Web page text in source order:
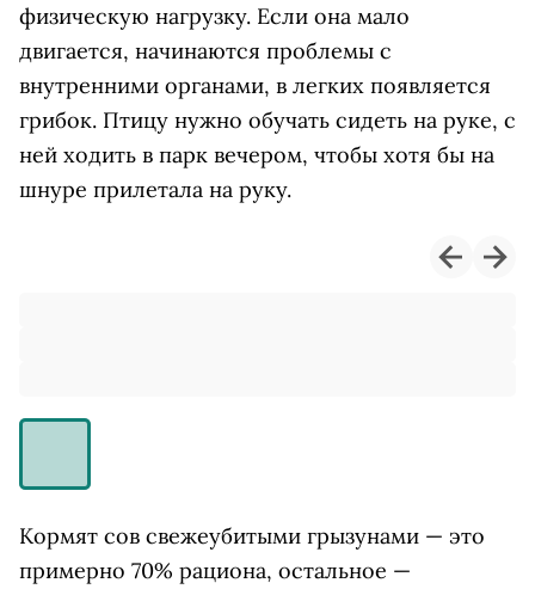
физическую нагрузку. Если она мало
двигается, начинаются проблемы с
внутренними органами, в легких появляется
грибок. Птицу нужно обучать сидеть на руке, с
ней ходить в парк вечером, чтобы хотя бы на
шнуре прилетала на руку.
Кормят сов свежеубитыми грызунами — это
примерно 70% рациона, остальное —